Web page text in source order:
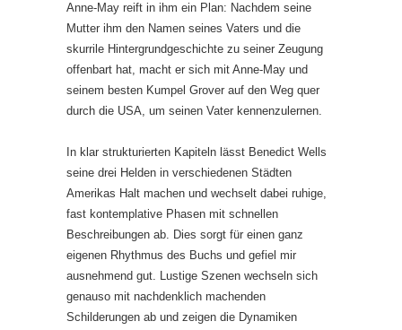
Anne-May reift in ihm ein Plan: Nachdem seine
Mutter ihm den Namen seines Vaters und die
skurrile Hintergrundgeschichte zu seiner Zeugung
offenbart hat, macht er sich mit Anne-May und
seinem besten Kumpel Grover auf den Weg quer
durch die USA, um seinen Vater kennenzulernen.
In klar strukturierten Kapiteln lässt Benedict Wells
seine drei Helden in verschiedenen Städten
Amerikas Halt machen und wechselt dabei ruhige,
fast kontemplative Phasen mit schnellen
Beschreibungen ab. Dies sorgt für einen ganz
eigenen Rhythmus des Buchs und gefiel mir
ausnehmend gut. Lustige Szenen wechseln sich
genauso mit nachdenklich machenden
Schilderungen ab und zeigen die Dynamiken